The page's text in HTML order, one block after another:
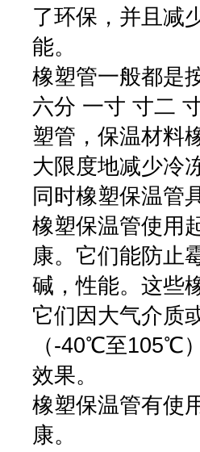
了环保，并且减
能。
橡塑管一般都是
六分 一寸 寸二
塑管，保温材料
大限度地减少冷
同时橡塑保温管
橡塑保温管使用
康。它们能防止
碱，性能。这些
它们因大气介质
（-40℃至105℃
效果。
橡塑保温管有使
康。